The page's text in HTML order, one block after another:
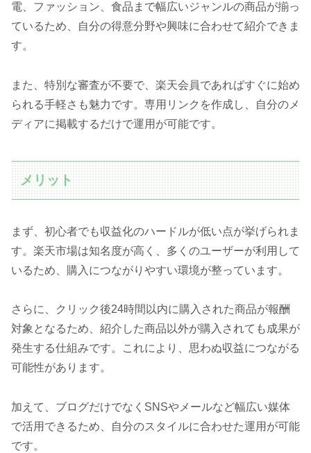
電、ファッション、食品まで幅広いジャンルの商品が揃っ
ているため、自分の得意分野や興味に合わせて紹介できま
す。
また、特別な審査が不要で、楽天会員であればすぐに始め
られる手軽さも魅力です。専用リンクを作成し、自分のメ
ディアに掲載するだけで運用が可能です。
メリット
まず、初心者でも収益化のハードルが低い点が挙げられま
す。楽天市場は知名度が高く、多くのユーザーが利用して
いるため、購入につながりやすい環境が整っています。
さらに、クリック後24時間以内に購入された商品が報酬
対象となるため、紹介した商品以外が購入されても成果が
発生する仕組みです。これにより、思わぬ収益につながる
可能性があります。
加えて、ブログだけでなくSNSやメールなど幅広い媒体
で活用できるため、自分のスタイルに合わせた運用が可能
です。